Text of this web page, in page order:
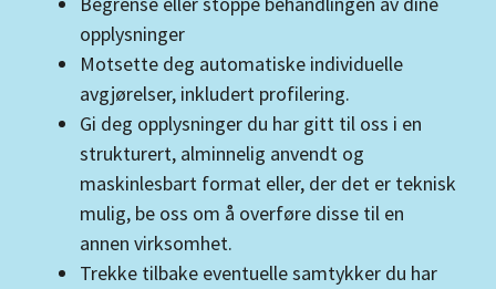
opplysninger
Motsette deg automatiske individuelle
avgjørelser, inkludert profilering.
Gi deg opplysninger du har gitt til oss i en
strukturert, alminnelig anvendt og
maskinlesbart format eller, der det er teknisk
mulig, be oss om å overføre disse til en
annen virksomhet.
Trekke tilbake eventuelle samtykker du har